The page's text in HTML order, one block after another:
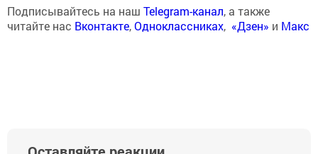
Подписывайтесь на наш Telegram-канал, а также
читайте нас Вконтакте,Одноклассниках, «Дзен» и Макс